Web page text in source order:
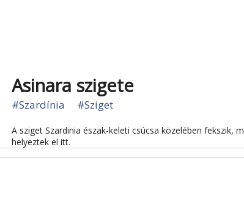
Asinara szigete
#Szardínia #Sziget
A sziget Szardinia észak-keleti csúcsa közelében
helyeztek el itt.